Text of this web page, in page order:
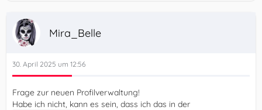
Mira_Belle
30. April 2025 um 12:56
Frage zur neuen Profilverwaltung!
Habe ich nicht, kann es sein, dass ich das in der